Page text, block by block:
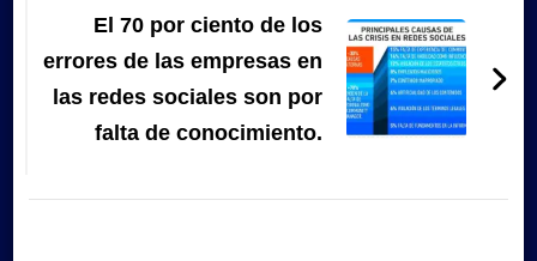
El 70 por ciento de los
errores de las empresas en
las redes sociales son por
falta de conocimiento.